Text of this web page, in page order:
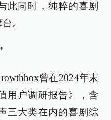
此同时，纯粹的喜剧
。
曾在2024年末
用户调研报告》，含
三大类在内的喜剧综